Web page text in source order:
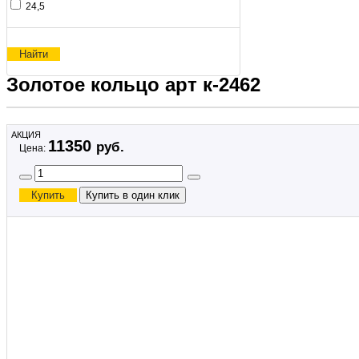
24,5
Золотое кольцо арт к-2462
АКЦИЯ
Цена: 11350 руб.